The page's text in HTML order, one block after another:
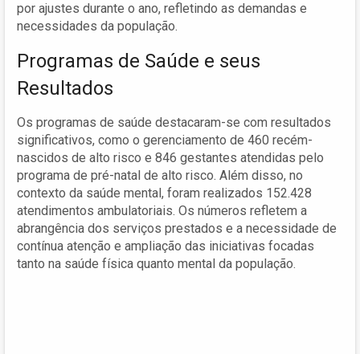
por ajustes durante o ano, refletindo as demandas e
necessidades da população.
Programas de Saúde e seus
Resultados
Os programas de saúde destacaram-se com resultados
significativos, como o gerenciamento de 460 recém-
nascidos de alto risco e 846 gestantes atendidas pelo
programa de pré-natal de alto risco. Além disso, no
contexto da saúde mental, foram realizados 152.428
atendimentos ambulatoriais. Os números refletem a
abrangência dos serviços prestados e a necessidade de
contínua atenção e ampliação das iniciativas focadas
tanto na saúde física quanto mental da população.